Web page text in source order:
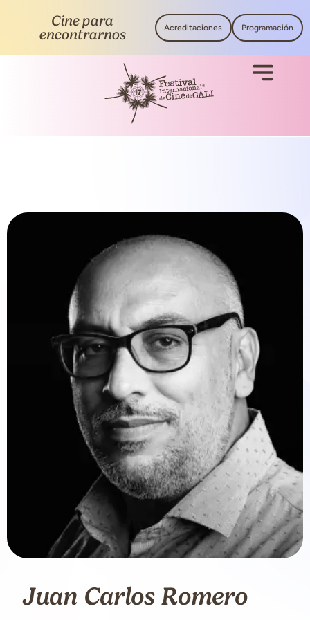
Cine para
encontrarnos
Acreditaciones Programación
Juan Carlos Romero